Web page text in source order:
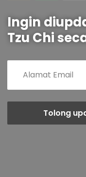
Ingin
Tzu Chi